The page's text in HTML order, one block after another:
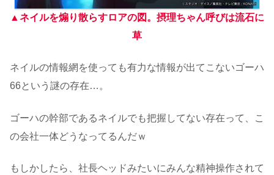
▲ネイルを煽り散らすロアの図。摂理ちゃん呼びは流石に
草
ネイルの情報網を使っても有力な情報が出てこないゴーハ
66という謎の存在…。
ゴーハの幹部であるネイルでも把握してない存在って、こ
の会社一体どうなってるんだｗ
もしかしたら、社長ヘッドみたいにみんな精神操作されて